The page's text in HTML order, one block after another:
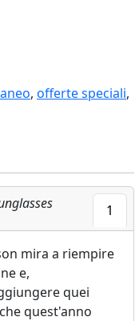
, offerte speciali,
1
mira a riempire
e,
quei
quest'anno